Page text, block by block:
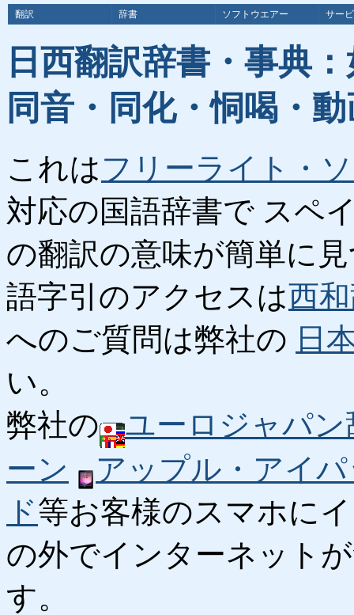
翻訳 辞書 ソフトウエアー サー
日西翻訳辞書・事典
同音・同化・恫喝・
これはフリーライト・
対応の国語辞書で スペ
の翻訳の意味が簡単に
語字引のアクセスは西
へのご質問は弊社の 日
い。
弊社の
ユーロジャパン
ーン
アップル・アイ
ド等お客様のスマホに
の外でインターネット
す。